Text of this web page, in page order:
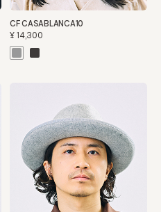
CF CASABLANCA10
¥14,300